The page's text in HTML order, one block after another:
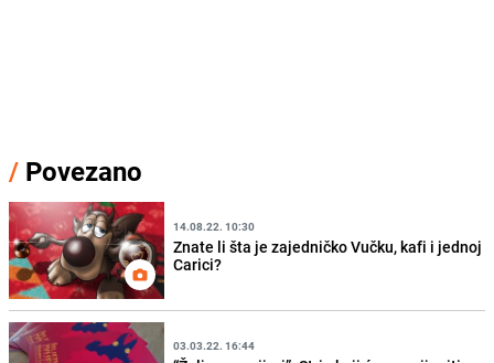
/ Povezano
14.08.22. 10:30
Znate li šta je zajedničko Vučku, kafi i jednoj
Carici?
03.03.22. 16:44